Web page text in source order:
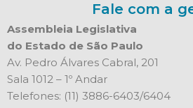
Fale com a
Assembleia Legislativa
do Estado de São Paulo
Av. Pedro Álvares Cabral, 201
Sala 1012 – 1º Andar
Telefones: (11) 3886-6403/6404